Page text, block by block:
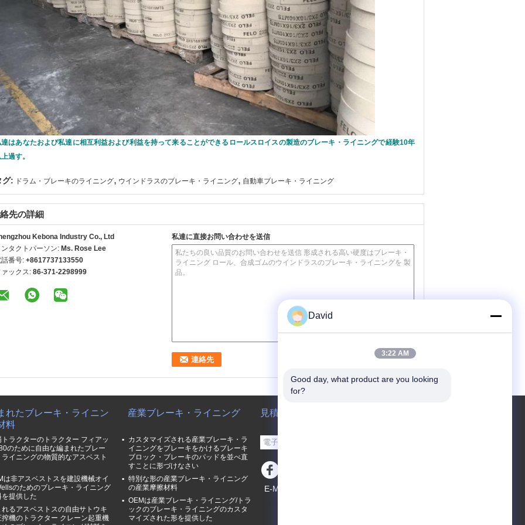
達はあなたおよび私達に相互利益および利益を持って来ることができるロールスロイスの製造のブレーキ・ライニングで経験10年
過す。
グ: ドラム・ブレーキのライニング, ウインドラスのブレーキ・ライニング, 自動車ブレーキ・ライニング
先の詳細
Kebona Industry Co., Ltd
タクトパーソン: Ms. Rose Lee
番号: +8617737133550
ックス: 86-371-2298999
私達に直接お問い合わせを送信
(0/ 3000)
れたブレーキ・ライニン
料
トラクターのトラクター フィアッ
のために自由な編まれたブレー
ライニングの物質的なアスベスト
は非アスベストスを建設機械オイ
のためのブレーキ・ライニング
を提供した
れるアスベストスの自由サトウキ
搾機のトラクター クレーン起重機
産業ブレーキ・ライニング
カスタマイズされる産業ブレーキ・ラ
イニングをブレーキをかけるブレーキ
ブロック・ブレーキのパッドを並べ直
すことに形づけなさい
特別な形の産業ブレーキ・ライニング
の産業摩擦材料
OEMは産業ブレーキ・ライニング/トラ
ックのブレーキ・ライニングのカスタ
マイズされた形を提供した
見積依頼
E-Mail
David
3:22 AM
Good day, what product are you looking
for?